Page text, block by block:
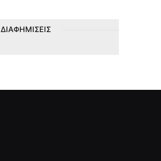
ΔΙΑΦΗΜΙΣΕΙΣ